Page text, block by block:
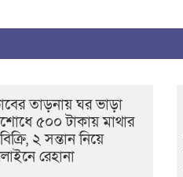
তাড়নায় ঘর ভাড়া
৫০০ টাকায় মাথার
২ সন্তান নিয়ে
রেহানা